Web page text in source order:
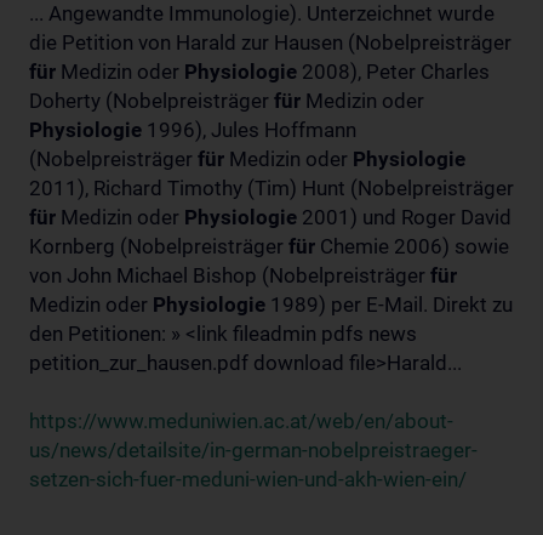
... Angewandte Immunologie). Unterzeichnet wurde
die Petition von Harald zur Hausen (Nobelpreisträger
für Medizin oder Physiologie 2008), Peter Charles
Doherty (Nobelpreisträger für Medizin oder
Physiologie 1996), Jules Hoffmann
(Nobelpreisträger für Medizin oder Physiologie
2011), Richard Timothy (Tim) Hunt (Nobelpreisträger
für Medizin oder Physiologie 2001) und Roger David
Kornberg (Nobelpreisträger für Chemie 2006) sowie
von John Michael Bishop (Nobelpreisträger für
Medizin oder Physiologie 1989) per E-Mail. Direkt zu
den Petitionen: » <link fileadmin pdfs news
petition_zur_hausen.pdf download file>Harald...
https://www.meduniwien.ac.at/web/en/about-
us/news/detailsite/in-german-nobelpreistraeger-
setzen-sich-fuer-meduni-wien-und-akh-wien-ein/